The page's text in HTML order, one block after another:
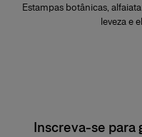
Estampas botânicas,
leveza e
Inscreva-se para